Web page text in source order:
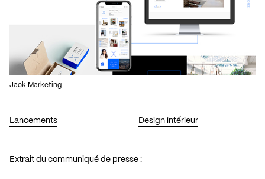
Lancements Design intérieur
Jack Marketing
Extrait du communiqué de presse :